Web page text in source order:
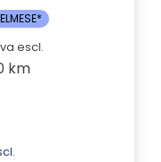
escl.
km